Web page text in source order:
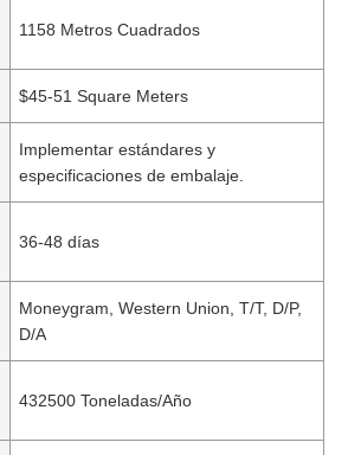
1158 Metros Cuadrados
$45-51 Square Meters
Implementar estándares y
especificaciones de embalaje.
36-48 días
Moneygram, Western Union, T/T, D/P,
D/A
432500 Toneladas/Año